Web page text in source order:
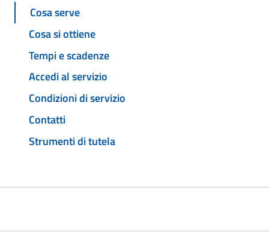
Cosa serve
Cosa si ottiene
Tempi e scadenze
Accedi al servizio
Condizioni di servizio
Contatti
Strumenti di tutela